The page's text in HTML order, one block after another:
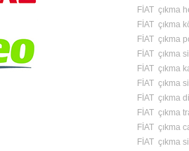
FİAT çıkma
FİAT çıkma
FİAT çıkma
FİAT çıkma
FİAT çıkma
FİAT çıkma
FİAT çıkma
FİAT çıkma
FİAT çıkma
FİAT çıkma